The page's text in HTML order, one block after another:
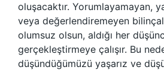
oluşacaktır. Yorumlayamayan,
veya değerlendiremeyen
olumsuz olsun, aldığı her
gerçekleştirmeye çalışır. Bu
düşündüğümüzü yaşarız ve